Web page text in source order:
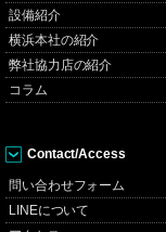
設備紹介
横浜本社の紹介
弊社協力店の紹介
コラム
Contact/Access
問い合わせフォーム
LINEについて